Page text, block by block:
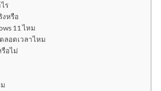
ร
หรือ
11 ไหม
ลอดเวลาไหม
อไม่